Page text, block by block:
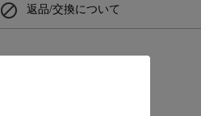
block 返品/交換について